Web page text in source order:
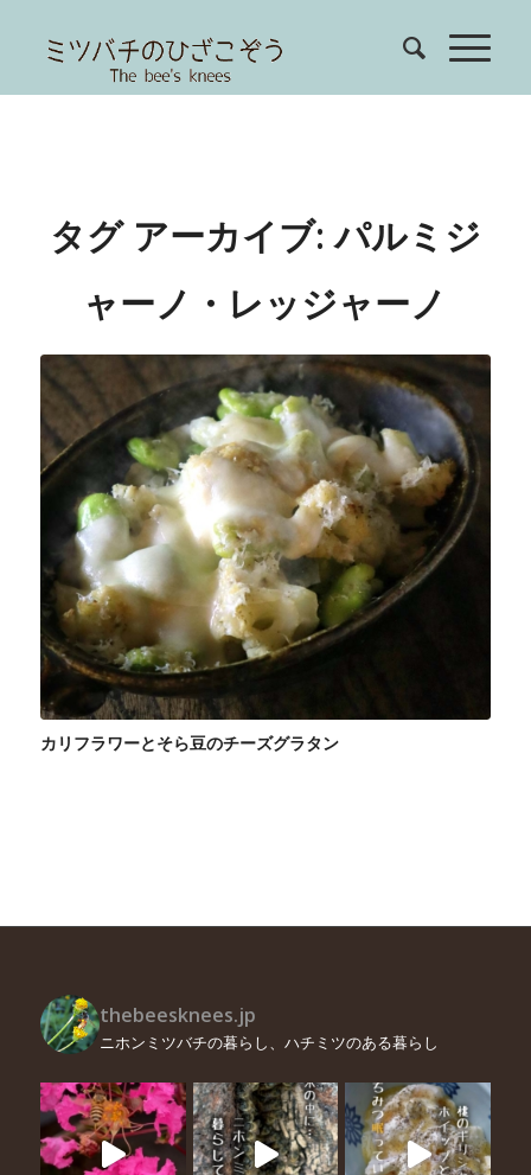
タグ アーカイブ:パルミジ
ャーノ・レッジャーノ
カリフラワーとそら豆のチーズグラタン
thebeesknees.jp
ニホンミツバチの暮らし、ハチミツのある暮らし